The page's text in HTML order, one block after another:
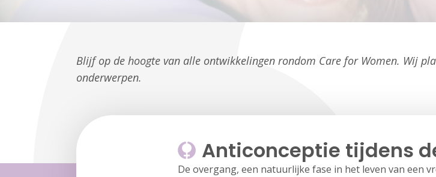
Blijf op de hoogte van alle ontwikkelingen rondom Care for Women. Wij
onderwerpen.
Anticonceptie tijdens
De overgang, een natuurlijke fase in het leven van een